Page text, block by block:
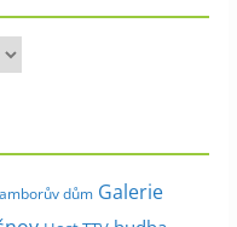
dům Galerie